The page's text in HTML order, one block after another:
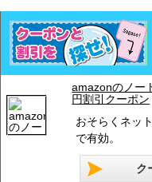
amazonのノー
円割引クーポン
おそらくネッ
で有効。
ク